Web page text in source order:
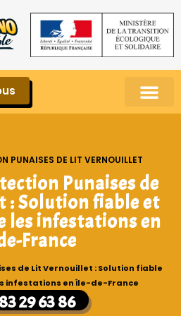
PUNAISES DE LIT VERNOUILLET
Punaises de
: Solution fiable et
les infestations en
France
de Lit Vernouillet : Solution fiable
infestations en Île-de-France
29 63 86